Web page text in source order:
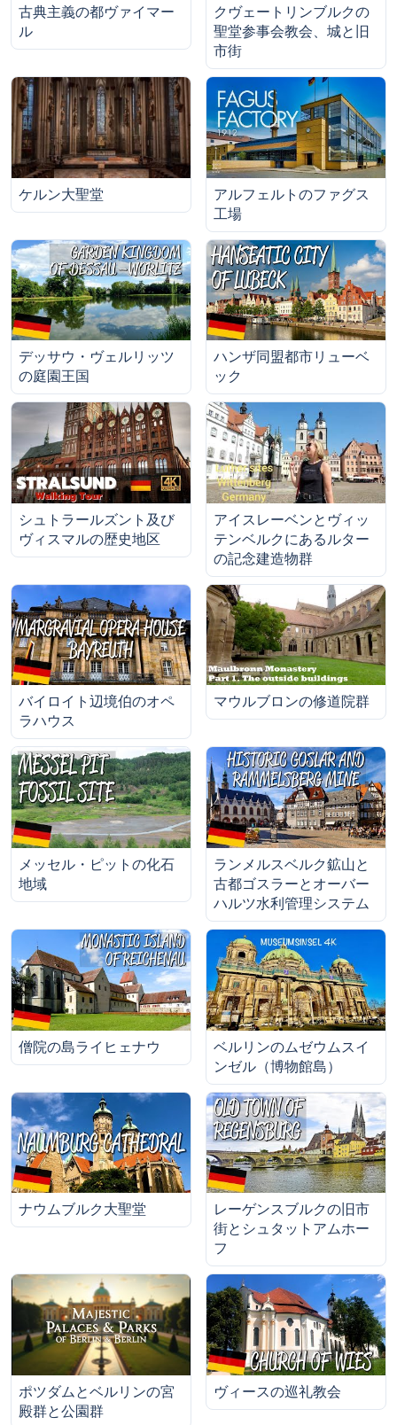
古典主義の都ヴァイマー
ル
クヴェートリンブルクの
聖堂参事会教会、城と旧
市街
ケルン大聖堂
アルフェルトのファグス
工場
デッサウ・ヴェルリッツ
の庭園王国
ハンザ同盟都市リューベ
ック
シュトラールズント及び
ヴィスマルの歴史地区
アイスレーベンとヴィッ
テンベルクにあるルター
の記念建造物群
バイロイト辺境伯のオペ
ラハウス
マウルブロンの修道院群
メッセル・ピットの化石
地域
ランメルスベルク鉱山と
古都ゴスラーとオーバー
ハルツ水利管理システム
僧院の島ライヒェナウ
ベルリンのムゼウムスイ
ンゼル（博物館島）
ナウムブルク大聖堂
レーゲンスブルクの旧市
街とシュタットアムホー
フ
ポツダムとベルリンの宮
殿群と公園群
ヴィースの巡礼教会